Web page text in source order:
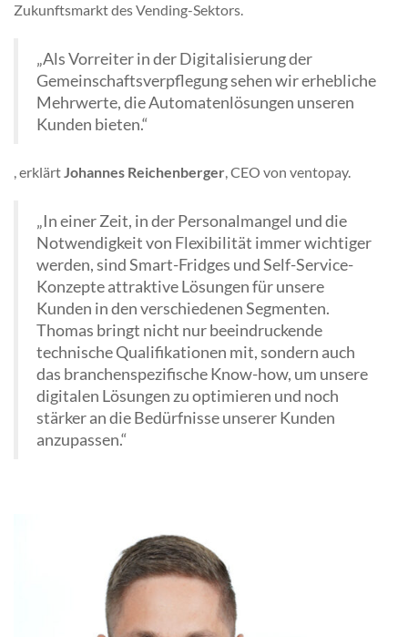
Zukunftsmarkt des Vending-Sektors.
„Als Vorreiter in der Digitalisierung der
Gemeinschaftsverpflegung sehen wir erhebliche
Mehrwerte, die Automatenlösungen unseren
Kunden bieten.“
, erklärtJohannes Reichenberger, CEO von ventopay.
„In einer Zeit, in der Personalmangel und die
Notwendigkeit von Flexibilität immer wichtiger
werden, sind Smart-Fridges und Self-Service-
Konzepte attraktive Lösungen für unsere
Kunden in den verschiedenen Segmenten.
Thomas bringt nicht nur beeindruckende
technische Qualifikationen mit, sondern auch
das branchenspezifische Know-how, um unsere
digitalen Lösungen zu optimieren und noch
stärker an die Bedürfnisse unserer Kunden
anzupassen.“